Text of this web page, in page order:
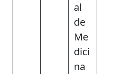
al
de
Me
dici
na